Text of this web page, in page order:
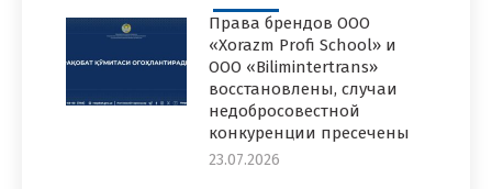
Права брендов ООО
«Xorazm Profi School» и
ООО «Bilimintertrans»
восстановлены, случаи
недобросовестной
конкуренции пресечены
23.07.2026